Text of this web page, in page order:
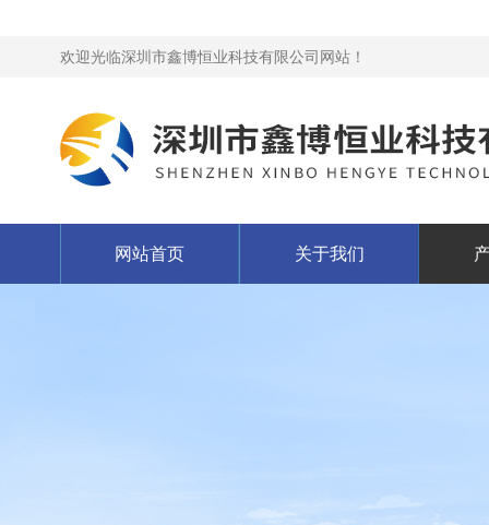
欢迎光临深圳市鑫博恒业科技有限公司网站！
网站首页 关于我们